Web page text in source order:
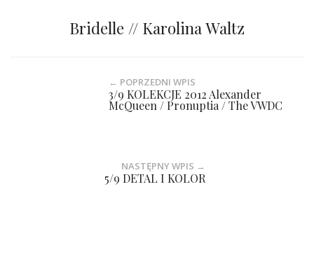
Bridelle // Karolina Waltz
← POPRZEDNI WPIS
3/9 KOLEKCJE 2012 Alexander
McQueen / Pronuptia / The VWDC
NASTĘPNY WPIS →
5/9 DETAL I KOLOR